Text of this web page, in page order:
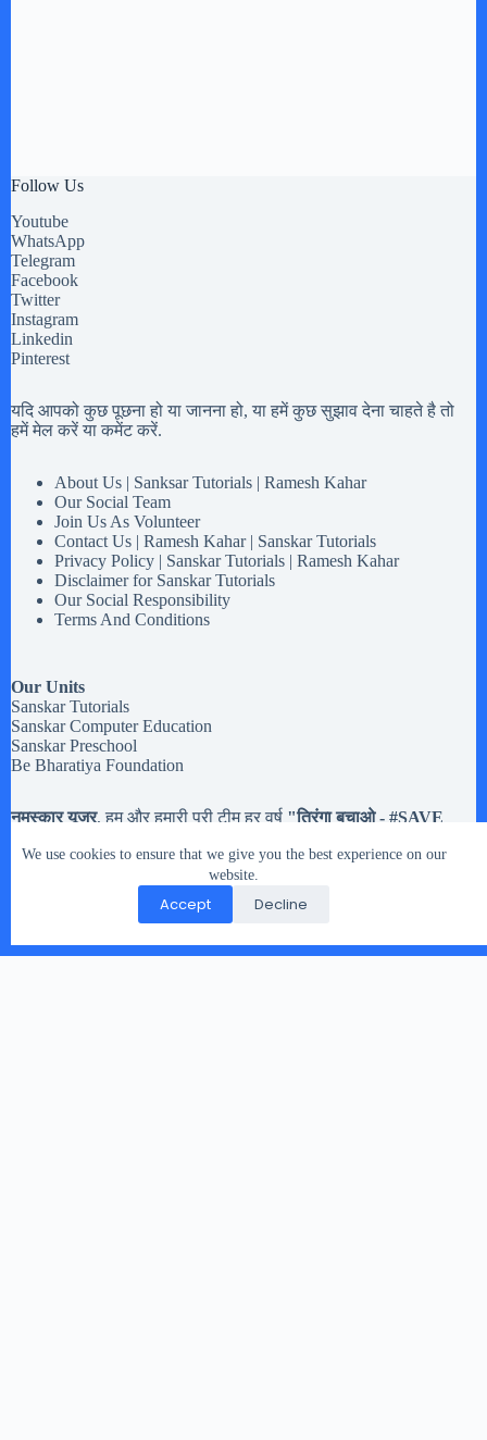
We use cookies to ensure that we give you the best experience on our
website.
Accept Decline
Follow Us
Youtube
WhatsApp
Telegram
Facebook
Twitter
Instagram
Linkedin
Pinterest
यदि आपको कुछ पूछना हो या जानना हो, या हमें कुछ सुझाव देना चाहते है तो
हमें मेल करें या कमेंट करें.
About Us | Sanksar Tutorials | Ramesh Kahar
Our Social Team
Join Us As Volunteer
Contact Us | Ramesh Kahar | Sanskar Tutorials
Privacy Policy | Sanskar Tutorials | Ramesh Kahar
Disclaimer for Sanskar Tutorials
Our Social Responsibility
Terms And Conditions
Our Units
Sanskar Tutorials
Sanskar Computer Education
Sanskar Preschool
Be Bharatiya Foundation
नमस्कार यूजर, हम और हमारी पूरी टीम हर वर्ष "तिरंगा बचाओ - #SAVE
तिरंगे झंडे इकट्टा किये है. मतलब यह की यदि आपको१५ अगस्त और २६
जनवरी या किसी भी राष्ट्रिय त्यौहारमें इस्तेमाल होने वाले तिरंगे झंडे रास्ते
पर गिरे मिले, या आप के पास हो पर उसे संभालकर नहीं रख नहीं सकते तो
आप हमारे दिए पते पर भेज सकते है.